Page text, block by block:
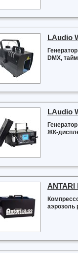
LAudio
DMX,
LAudio
ЖК-
ANTARI
аэрозоль